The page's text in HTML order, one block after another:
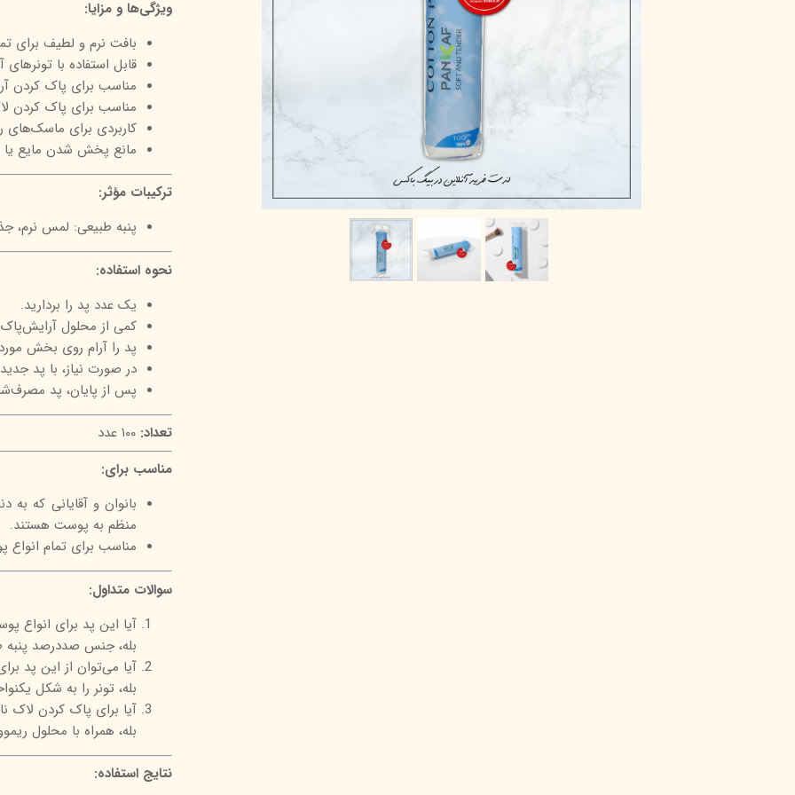
مراقبت چشم
شوینده صورت
ضد جوش و آکنه
ضد قارچ و باکتری
آبرسان و مرطوب کننده
پاک دارو
آر یو آکی
اوک
دیپ سنس
سون کوئین
لاکچری کوین
ویژگی‌ها و مزایا:
بافت نرم و لطیف برای
قابل استفاده با
مناسب برای پاک کردن
مناسب برای پاک کردن
کاربردی برای ماسک‌های
مانع پخش شدن مایع یا
ترکیبات مؤثر:
پنبه طبیعی: لمس نرم،
نحوه استفاده:
یک عدد پد را بردارید.
کمی از محلول
پد را آرام روی بخش
در صورت نیاز، با پد
پس از پایان، پد
تعداد:
مناسب برای:
بانوان و آقایانی که به
منظم به پوست هستند.
مناسب برای تمام
سوالات متداول:
آیا این پد برای
بله، جنس صددرصد پنبه
آیا می‌توان از این پد
بله، تونر را به شکل
آیا برای پاک کردن لاک
بله، همراه با محلول
نتایج استفاده: